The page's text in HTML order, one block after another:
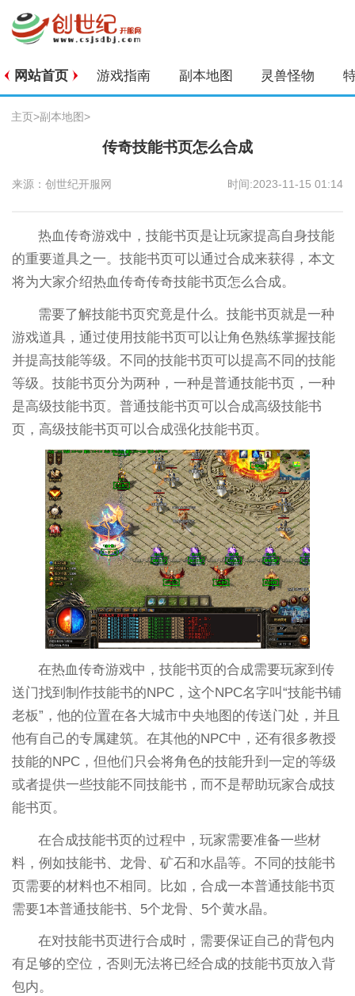
网站首页 游戏指南 副本地图 灵兽怪物
主页>副本地图>
传奇技能书页怎么合成
来源：创世纪开服网 时间:2023-11-15 01:14
热血传奇游戏中，技能书页是让玩家提高自身技能
的重要道具之一。技能书页可以通过合成来获得，本文
将为大家介绍热血传奇传奇技能书页怎么合成。
需要了解技能书页究竟是什么。技能书页就是一种
游戏道具，通过使用技能书页可以让角色熟练掌握技能
并提高技能等级。不同的技能书页可以提高不同的技能
等级。技能书页分为两种，一种是普通技能书页，一种
是高级技能书页。普通技能书页可以合成高级技能书
页，高级技能书页可以合成强化技能书页。
在热血传奇游戏中，技能书页的合成需要玩家到传
送门找到制作技能书的NPC，这个NPC名字叫“技能书铺
老板”，他的位置在各大城市中央地图的传送门处，并且
他有自己的专属建筑。在其他的NPC中，还有很多教授
技能的NPC，但他们只会将角色的技能升到一定的等级
或者提供一些技能不同技能书，而不是帮助玩家合成技
能书页。
在合成技能书页的过程中，玩家需要准备一些材
料，例如技能书、龙骨、矿石和水晶等。不同的技能书
页需要的材料也不相同。比如，合成一本普通技能书页
需要1本普通技能书、5个龙骨、5个黄水晶。
在对技能书页进行合成时，需要保证自己的背包内
有足够的空位，否则无法将已经合成的技能书页放入背
包内。